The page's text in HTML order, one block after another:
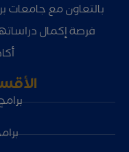
بالتعاون مع جامعات
فرصة إكمال